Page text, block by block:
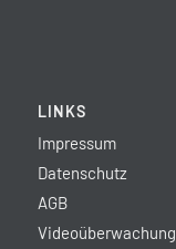
LINKS
Impressum
Datenschutz
AGB
Videoüberwachung